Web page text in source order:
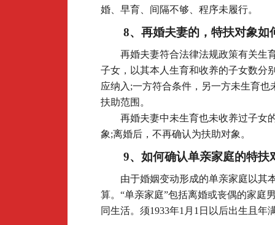
婚、早育、间隔不够、程序未履行。
8、再婚夫妻的，特扶对象如
再婚夫妻符合法律法规政策有关生
子女，以其本人生育和收养的子女数分
应纳入;一方符合条件，另一方未生育
扶助范围。
再婚夫妻中未生育也未收养过子女
象;离婚后，不再确认为扶助对象。
9、如何确认单亲家庭的特扶
由于婚姻变动形成的单亲家庭以其
算。“单亲家庭”包括离婚或丧偶的家庭
同生活。须1933年1月1日以后出生且年